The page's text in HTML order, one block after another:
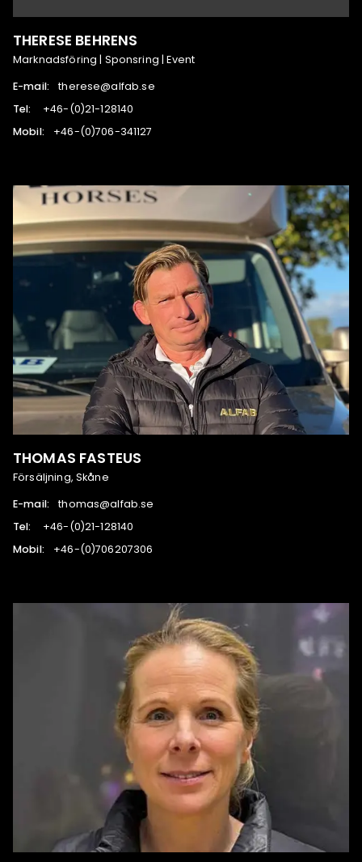
THERESE BEHRENS
Marknadsföring | Sponsring | Event
E-mail:
es.bafla@esereht
Tel:
041821-12(0)-64+
Mobil:
721143-607(0)-64+
THOMAS FASTEUS
Försäljning, Skåne
E-mail:
es.bafla@samoht
Tel:
041821-12(0)-64+
Mobil:
603702607(0)-64+